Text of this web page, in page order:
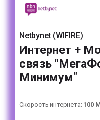
Netbynet (WIFIRE)
Интернет +
связь
Минимум"
Скорость интернета: 100